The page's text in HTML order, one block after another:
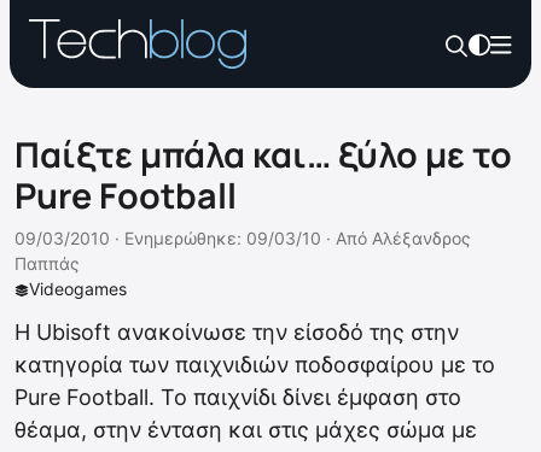
Παίξτε μπάλα και… ξύλο με το
Pure Football
Videogames
09/03/2010 · Ενημερώθηκε: 09/03/10 · Από Αλέξανδρος
Παππάς
Η Ubisoft ανακοίνωσε την είσοδό της στην
κατηγορία των παιχνιδιών ποδοσφαίρου με το
Pure Football. Το παιχνίδι δίνει έμφαση στο
θέαμα, στην ένταση και στις μάχες σώμα με